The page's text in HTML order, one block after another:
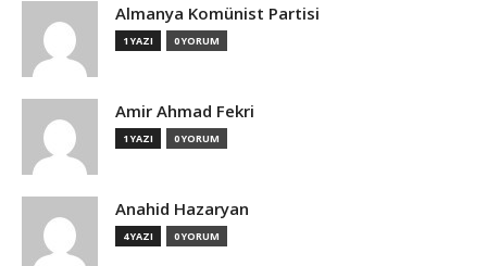
Almanya Komünist Partisi
1 YAZI 0 YORUM
Amir Ahmad Fekri
1 YAZI 0 YORUM
Anahid Hazaryan
4 YAZI 0 YORUM